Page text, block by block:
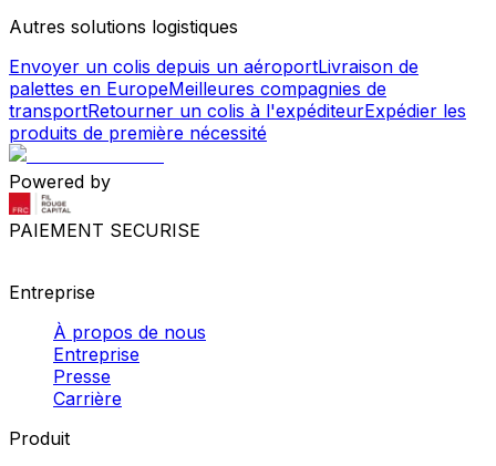
Autres solutions logistiques
Envoyer un colis depuis un aéroportLivraison de
palettes en EuropeMeilleures compagnies de
transportRetourner un colis à l'expéditeurExpédier les
produits de première nécessité
Powered by
PAIEMENT SECURISE
Entreprise
À propos de nous
Entreprise
Presse
Carrière
Produit